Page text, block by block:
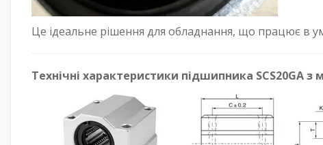
Це ідеальне рішення для обладнання, що працює в
Технічні характеристики підшипника SCS20GA